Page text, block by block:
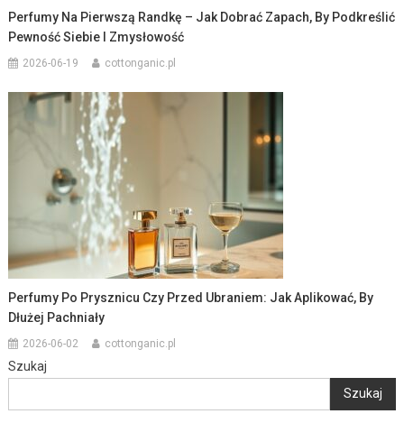
Perfumy Na Pierwszą Randkę – Jak Dobrać Zapach, By Podkreślić
Pewność Siebie I Zmysłowość
2026-06-19 cottonganic.pl
Perfumy Po Prysznicu Czy Przed Ubraniem: Jak Aplikować, By
Dłużej Pachniały
2026-06-02 cottonganic.pl
Szukaj
Szukaj